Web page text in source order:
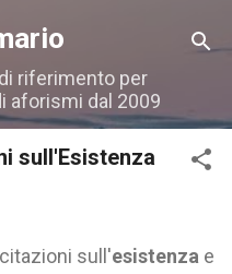
principali
riferimento per
aforismi dal 2009
sull'Esistenza
sull'esistenza e